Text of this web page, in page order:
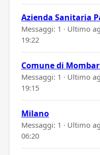
Azienda Sanitaria
Messaggi: 1 · Ultimo
19:22
Comune di
Messaggi: 1 · Ultimo
19:15
Milano
Messaggi: 1 · Ultimo
06:20